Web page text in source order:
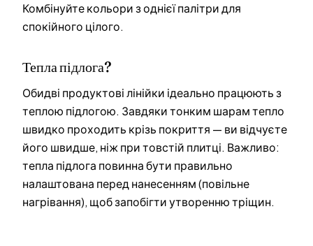
Комбінуйте кольори з однієї палітри для
спокійного цілого.
Тепла підлога?
Обидві продуктові лінійки ідеально працюють з
теплою підлогою. Завдяки тонким шарам тепло
швидко проходить крізь покриття — ви відчуєте
його швидше, ніж при товстій плитці. Важливо:
тепла підлога повинна бути правильно
налаштована перед нанесенням (повільне
нагрівання), щоб запобігти утворенню тріщин.